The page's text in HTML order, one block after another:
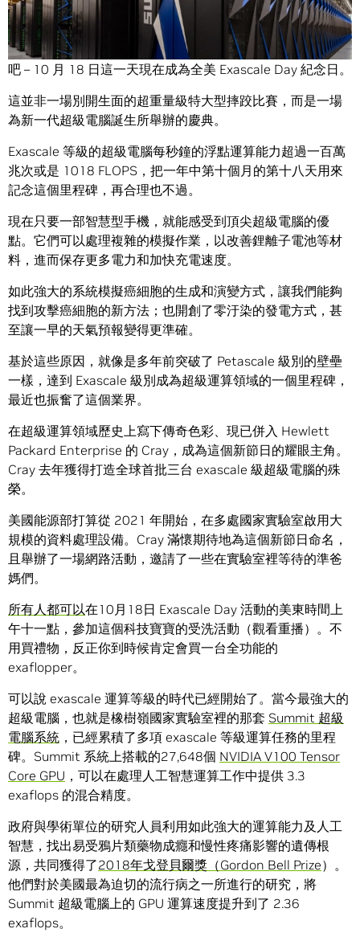
如果你需要一個藉口來釋放內心裡的那個怪咖，試試看這個
吧 – 10 月 18 日這一天現在成為全美 Exascale Day 紀念日。
這並非一場別開生面的超重量級特大型摔跤比賽，而是一場
為新一代超級電腦誕生所舉辦的慶典。
Exascale 等級的超級電腦每秒鐘的浮點運算能力超過一百萬
兆次或是 1018 FLOPS，把一年中第十個月的第十八天用來
記念這個里程碑，再合理也不過。
現在只要一部智慧型手機，就能感受到頂尖超級電腦的優
點。它們可以處理複雜的模擬作業，以改善鋰離子電池等材
料，進而保存更多電力和加快充電速度。
如此強大的系統模擬癌細胞的生成和演變方式，讓我們能夠
找到攻擊癌細胞的新方法；也開創了零汙染的發電方式，甚
至讓一早的天氣預報變得更準確。
基於這些原因，就像是多年前突破了 Petascale 級別的壁壘
一樣，達到 Exascale 級別成為超級運算領域的一個里程碑，
最近也振奮了這個業界。
在超級運算領域歷史上寫下傳奇色彩、現已併入 Hewlett
Packard Enterprise 的 Cray，成為這個新節日的耀眼主角。
Cray 去年獲得打造全球首批三台 exascale 級超級電腦的殊
榮。
美國能源部打算從 2021 年開始，在多處國家實驗室啟用大
規模的資料處理設備。Cray 滿懷期待地為這個新節日命名，
且舉辦了一場網路活動，邀請了一些在實驗室裡等待的準爸
媽們。
所有人都可以在10月18日 Exascale Day 活動的美東時間上
午十一點，參加這個科技寶寶的受洗活動（觀看重播）。不
用買禮物，反正你到時候肯定會買一台全功能的
exaflopper。
可以說 exascale 運算等級的時代已經開始了。當今最強大的
超級電腦，也就是橡樹嶺國家實驗室裡的那套 Summit 超級
電腦系統 ，已經累積了多項 exascale 等級運算任務的里程
碑。Summit 系統上搭載的27,648個 NVIDIA V100 Tensor
Core GPU ，可以在處理人工智慧運算工作中提供 3.3
exaflops 的混合精度。
政府與學術單位的研究人員利用如此強大的運算能力及人工
智慧，找出易受鴉片類藥物成癮和慢性疼痛影響的遺傳根
源，共同獲得了2018年戈登貝爾獎（Gordon Bell Prize）。
他們對於美國最為迫切的流行病之一所進行的研究，將
Summit 超級電腦上的 GPU 運算速度提升到了 2.36
exaflops。